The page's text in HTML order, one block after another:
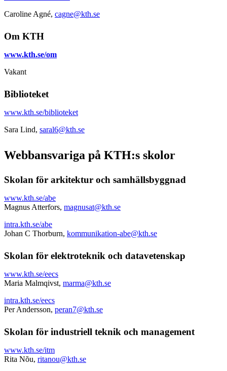
Caroline Agné, cagne@kth.se
Om KTH
www.kth.se/om
Vakant
Biblioteket
www.kth.se/biblioteket
Sara Lind, saral6@kth.se
Webbansvariga på KTH:s skolor
Skolan för arkitektur och samhällsbyggnad
www.kth.se/abe
Magnus Atterfors, magnusat@kth.se
intra.kth.se/abe
Johan C Thorburn, kommunikation-abe@kth.se
Skolan för elektroteknik och datavetenskap
www.kth.se/eecs
Maria Malmqivst, marma@kth.se
intra.kth.se/eecs
Per Andersson, peran7@kth.se
Skolan för industriell teknik och management
www.kth.se/itm
Rita Nõu, ritanou@kth.se